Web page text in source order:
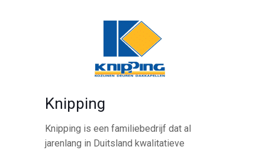
Knipping
Knipping is een familiebedrijf dat al
jarenlang in Duitsland kwalitatieve